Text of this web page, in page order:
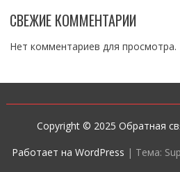
СВЕЖИЕ КОММЕНТАРИИ
Нет комментариев для просмотра.
Copyright © 2025 Обратная
Работает на WordPress | Тема: